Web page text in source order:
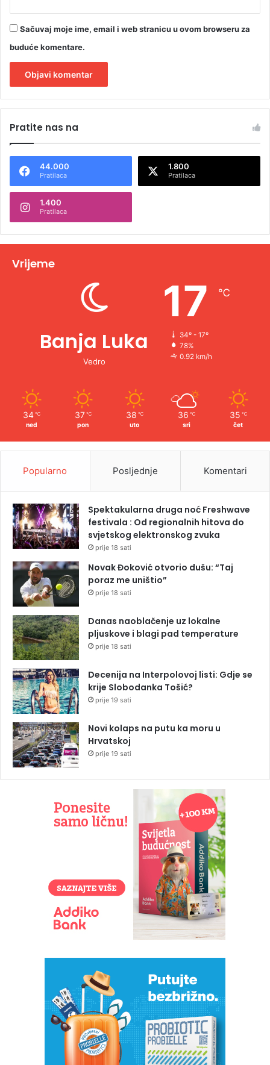
Sačuvaj moje ime, email i web stranicu u ovom browseru za
buduće komentare.
t
n
t
v
Pratite nas na
44.000
Pratilaca
1.800
Pratilaca
1.400
Pratilaca
Vrijeme
Banja Luka
Vedro
17 ℃
34º - 17º
78%
0.92 km/h
34 ℃
ned
37 ℃
pon
38 ℃
uto
36 ℃
sri
35 ℃
čet
Popularno Posljednje Komentari
Spektakularna druga noć Freshwave
festivala : Od regionalnih hitova do
svjetskog elektronskog zvuka
prije 18 sati
Novak Đoković otvorio dušu: “Taj
poraz me uništio”
prije 18 sati
Danas naoblačenje uz lokalne
pljuskove i blagi pad temperature
prije 18 sati
Decenija na Interpolovoj listi: Gdje se
krije Slobodanka Tošić?
prije 19 sati
Novi kolaps na putu ka moru u
Hrvatskoj
prije 19 sati